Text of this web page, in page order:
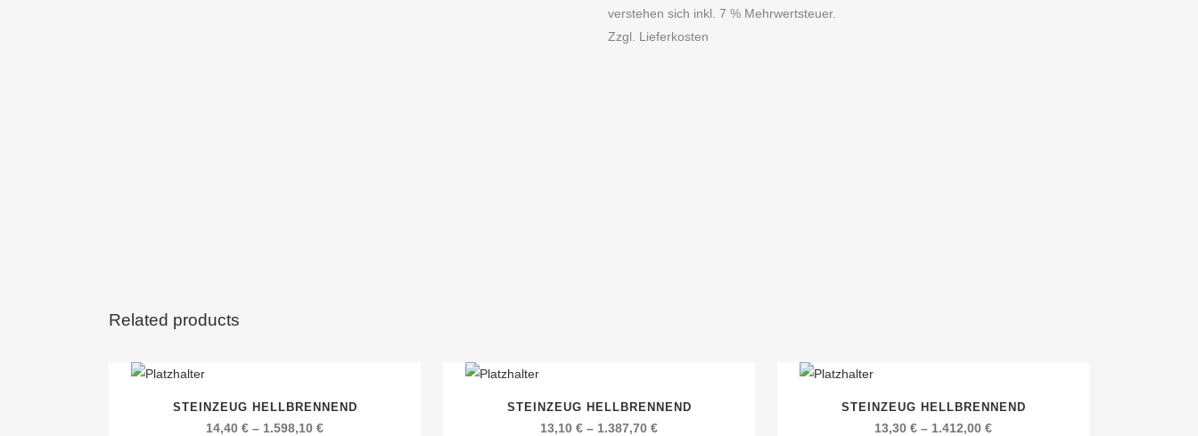
verstehen sich inkl. 7 % Mehrwertsteuer.
Zzgl. Lieferkosten
Related products
STEINZEUG HELLBRENNEND
14,40 € – 1.598,10 €
STEINZEUG HELLBRENNEND
13,10 € – 1.387,70 €
STEINZEUG HELLBRENNEND
13,30 € – 1.412,00 €